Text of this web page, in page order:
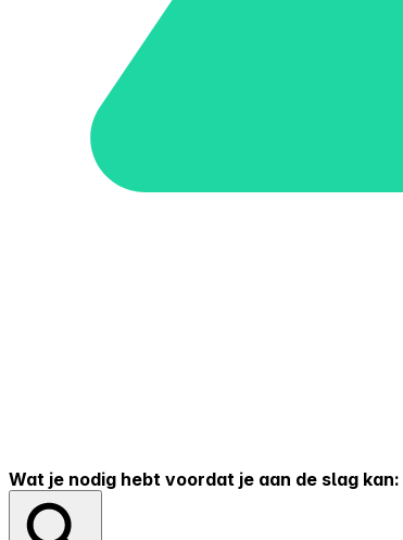
Wat je nodig hebt voordat je aan de slag kan: